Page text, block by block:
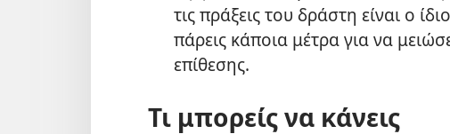
τις πράξεις του δράστη είναι ο
πάρεις κάποια μέτρα για να
επίθεσης.
Τι μπορείς να κάνεις